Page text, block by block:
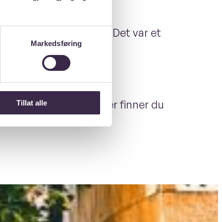
Markedsføring
Tillat alle
flinke i realfag. Det var et
og studentliv. Her finner du